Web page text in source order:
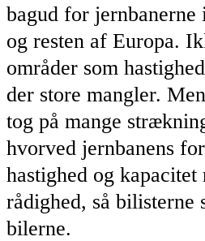
bagud for jernbanerne
og resten af Europa.
områder som
der store mangler.
tog på mange
hvorved jernbanens
hastighed og
rådighed, så bilisterne
bilerne.